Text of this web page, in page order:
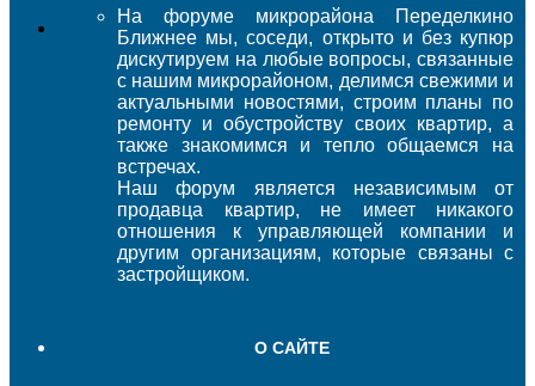
На форуме микрорайона Переделкино
Ближнее мы, соседи, открыто и без купюр
дискутируем на любые вопросы, связанные
с нашим микрорайоном, делимся свежими и
актуальными новостями, строим планы по
ремонту и обустройству своих квартир, а
также знакомимся и тепло общаемся на
встречах.
Наш форум является независимым от
продавца квартир, не имеет никакого
отношения к управляющей компании и
другим организациям, которые связаны с
застройщиком.
О САЙТЕ